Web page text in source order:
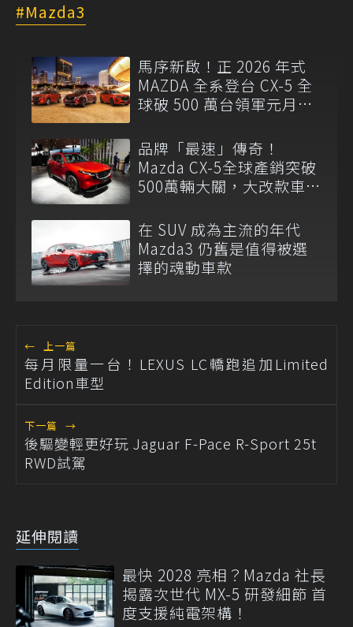
Mazda3
馬序新啟！正 2026 年式
MAZDA 全系登台 CX-5 全
球破 500 萬台領軍元月開
品牌「最速」傳奇！
Mazda CX-5全球產銷突破
500萬輛大關，大改款車型
在 SUV 成為主流的年代
Mazda3 仍舊是值得被選
擇的魂動車款
← 上一篇
每月限量一台！LEXUS LC轎跑追加Limited
Edition車型
下一篇 →
後驅變輕更好玩 Jaguar F-Pace R-Sport 25t
RWD試駕
延伸閱讀
最快 2028 亮相？Mazda 社長
揭露次世代 MX-5 研發細節 首
度支援純電架構！